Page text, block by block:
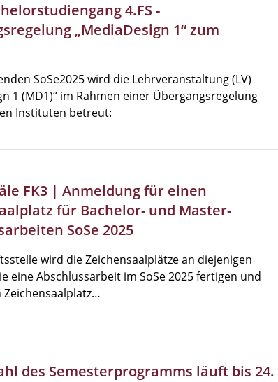
4.FS -
„MediaDesign 1“ zum
SoSe2025 wird die Lehrveranstaltung (LV)
1 (MD1)“ im Rahmen einer Übergangsregelung
Instituten betreut:
FK3 | Anmeldung für einen
für Bachelor- und Master-
SoSe 2025
wird die Zeichensaalplätze an diejenigen
eine Abschlussarbeit im SoSe 2025 fertigen und
Zeichensaalplatz…
des Semesterprogramms läuft bis 24.